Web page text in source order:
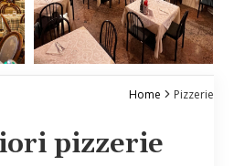
Home Pizzerie
pizzerie